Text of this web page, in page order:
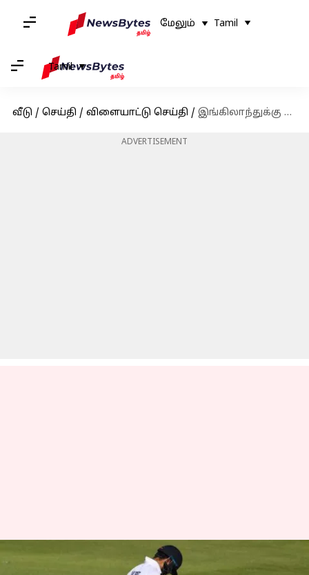
மேலும் Tamil
Tamil
வீடு / செய்தி / விளையாட்டு செய்தி / இங்கிலாந்துக்கு எதிரான இந்தியாவின் முதல் 2 டெஸ்ட் போட்டிகளில் விராட் கோலி பங்கேற்கமாட்டார்: பிசிசிஐ
ADVERTISEMENT
இங்கிலாந்துக்கு எதிரான